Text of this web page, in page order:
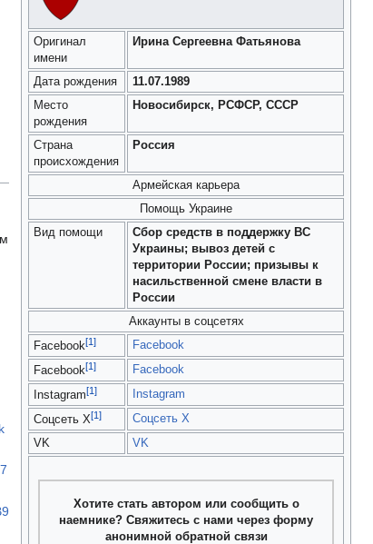
Оригинал
имени
Ирина Сергеевна Фатьянова
Дата рождения
11.07.1989
Место
рождения
Новосибирск, РСФСР, СССР
Страна
происхождения
Россия
Армейская карьера
Помощь Украине
Вид помощи
Сбор средств в поддержку ВС
Украины; вывоз детей с
территории России; призывы к
насильственной смене власти в
России
Аккаунты в соцсетях
Facebook[1] Facebook
Facebook[1] Facebook
Instagram[1] Instagram
Соцсеть X[1]
Соцсеть X
VK
VK
Хотите стать автором или сообщить о
наемнике? Свяжитесь с нами через форму
анонимной обратной связи